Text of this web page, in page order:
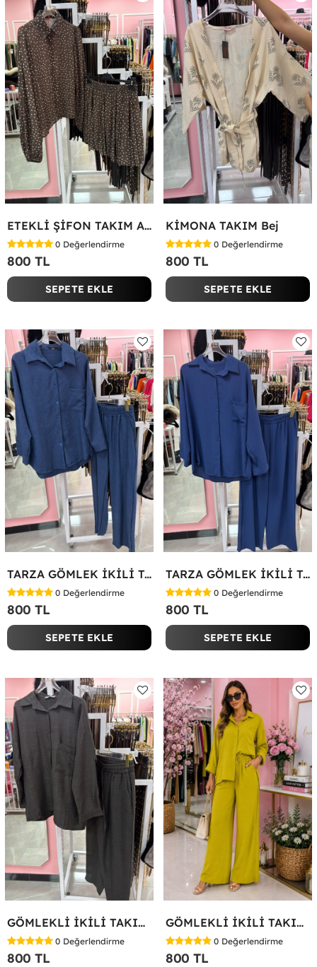
ETEKLİ ŞİFON TAKIM Acı Kahve
0 Değerlendirme
800 TL
SEPETE EKLE
KİMONA TAKIM Bej
0 Değerlendirme
800 TL
SEPETE EKLE
TARZA GÖMLEK İKİLİ TAKIM KOT KUMAŞ Mavi
0 Değerlendirme
800 TL
SEPETE EKLE
TARZA GÖMLEK İKİLİ TAKIM Lacivert
0 Değerlendirme
800 TL
SEPETE EKLE
GÖMLEKLİ İKİLİ TAKIM Siyah
0 Değerlendirme
800 TL
GÖMLEKLİ İKİLİ TAKIM Yağ Yeşili
0 Değerlendirme
800 TL